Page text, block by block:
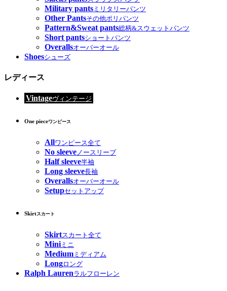
Military pants ミリタリーパンツ
Other Pantsその他ポリパンツ
Pattern&Sweat pants総柄&スウェットパンツ
Short pantsショートパンツ
Overallsオーバーオール
Shoesシューズ
レディース
Vintageヴィンテージ
One pieceワンピース
Allワンピース全て
No sleeveノースリーブ
Half sleeve半袖
Long sleeve長袖
Overallsオーバーオール
Setupセットアップ
Skirtスカート
Skirtスカート全て
Miniミニ
Medium ミディアム
Longロング
Ralph Laurenラルフローレン